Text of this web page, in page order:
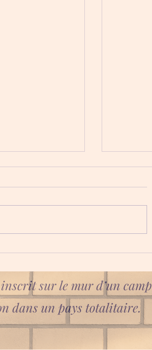
inscrit sur le mur d’un camp
dans un pays totalitaire.